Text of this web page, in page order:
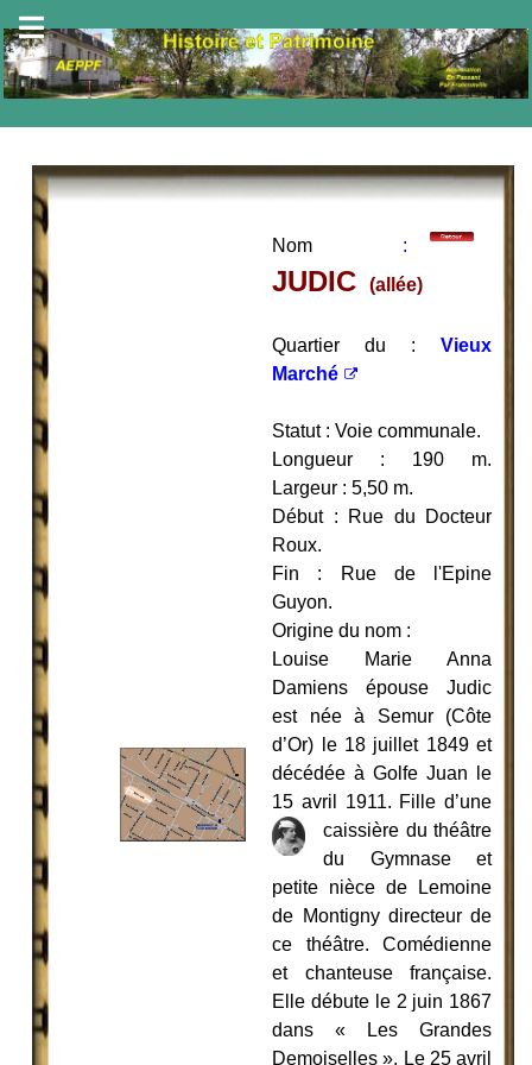
Nom :
JUDIC (allée)
Quartier du :Vieux
Marché
Statut : Voie communale.
Longueur : 190 m.
Largeur : 5,50 m.
Début : Rue du Docteur
Roux.
Fin : Rue de l'Epine
Guyon.
Origine du nom :
Louise Marie Anna
Damiens épouse Judic
est née à Semur (Côte
d’Or) le 18 juillet 1849 et
décédée à Golfe Juan le
15 avril 1911. Fille d’une
caissière du théâtre
du Gymnase et
petite nièce de Lemoine
de Montigny directeur de
ce théâtre. Comédienne
et chanteuse française.
Elle débute le 2 juin 1867
dans « Les Grandes
Demoiselles ». Le 25 avril